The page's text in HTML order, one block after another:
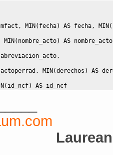
, MIN ( fecha) AS fecha, MIN (
MIN ( nombre_acto) AS nombre_acto
abreviacion_acto,
, MIN (derechos ) AS
( id_ncf) AS id_ncf
03-11'